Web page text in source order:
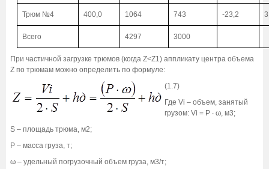
Трюм №4 400,0 1064 743 -23,2
Всего 4297 3000
При частичной загрузке трюмов (когда Z<Z1) аппликату центра объема
Z по трюмам можно определить по формуле:
(1.7)
Где Vi – объем, занятый
грузом: Vi = Р ∙ ω, м3;
S – площадь трюма, м2;
Р – масса груза, т;
ω – удельный погрузочный объем груза, м3/т;